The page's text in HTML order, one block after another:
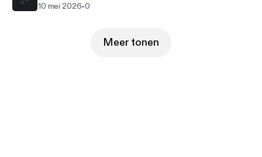
10 mei 2026-0
Meer tonen